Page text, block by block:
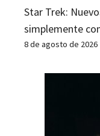
Star Trek:
simplemente
8 de agosto de 2026